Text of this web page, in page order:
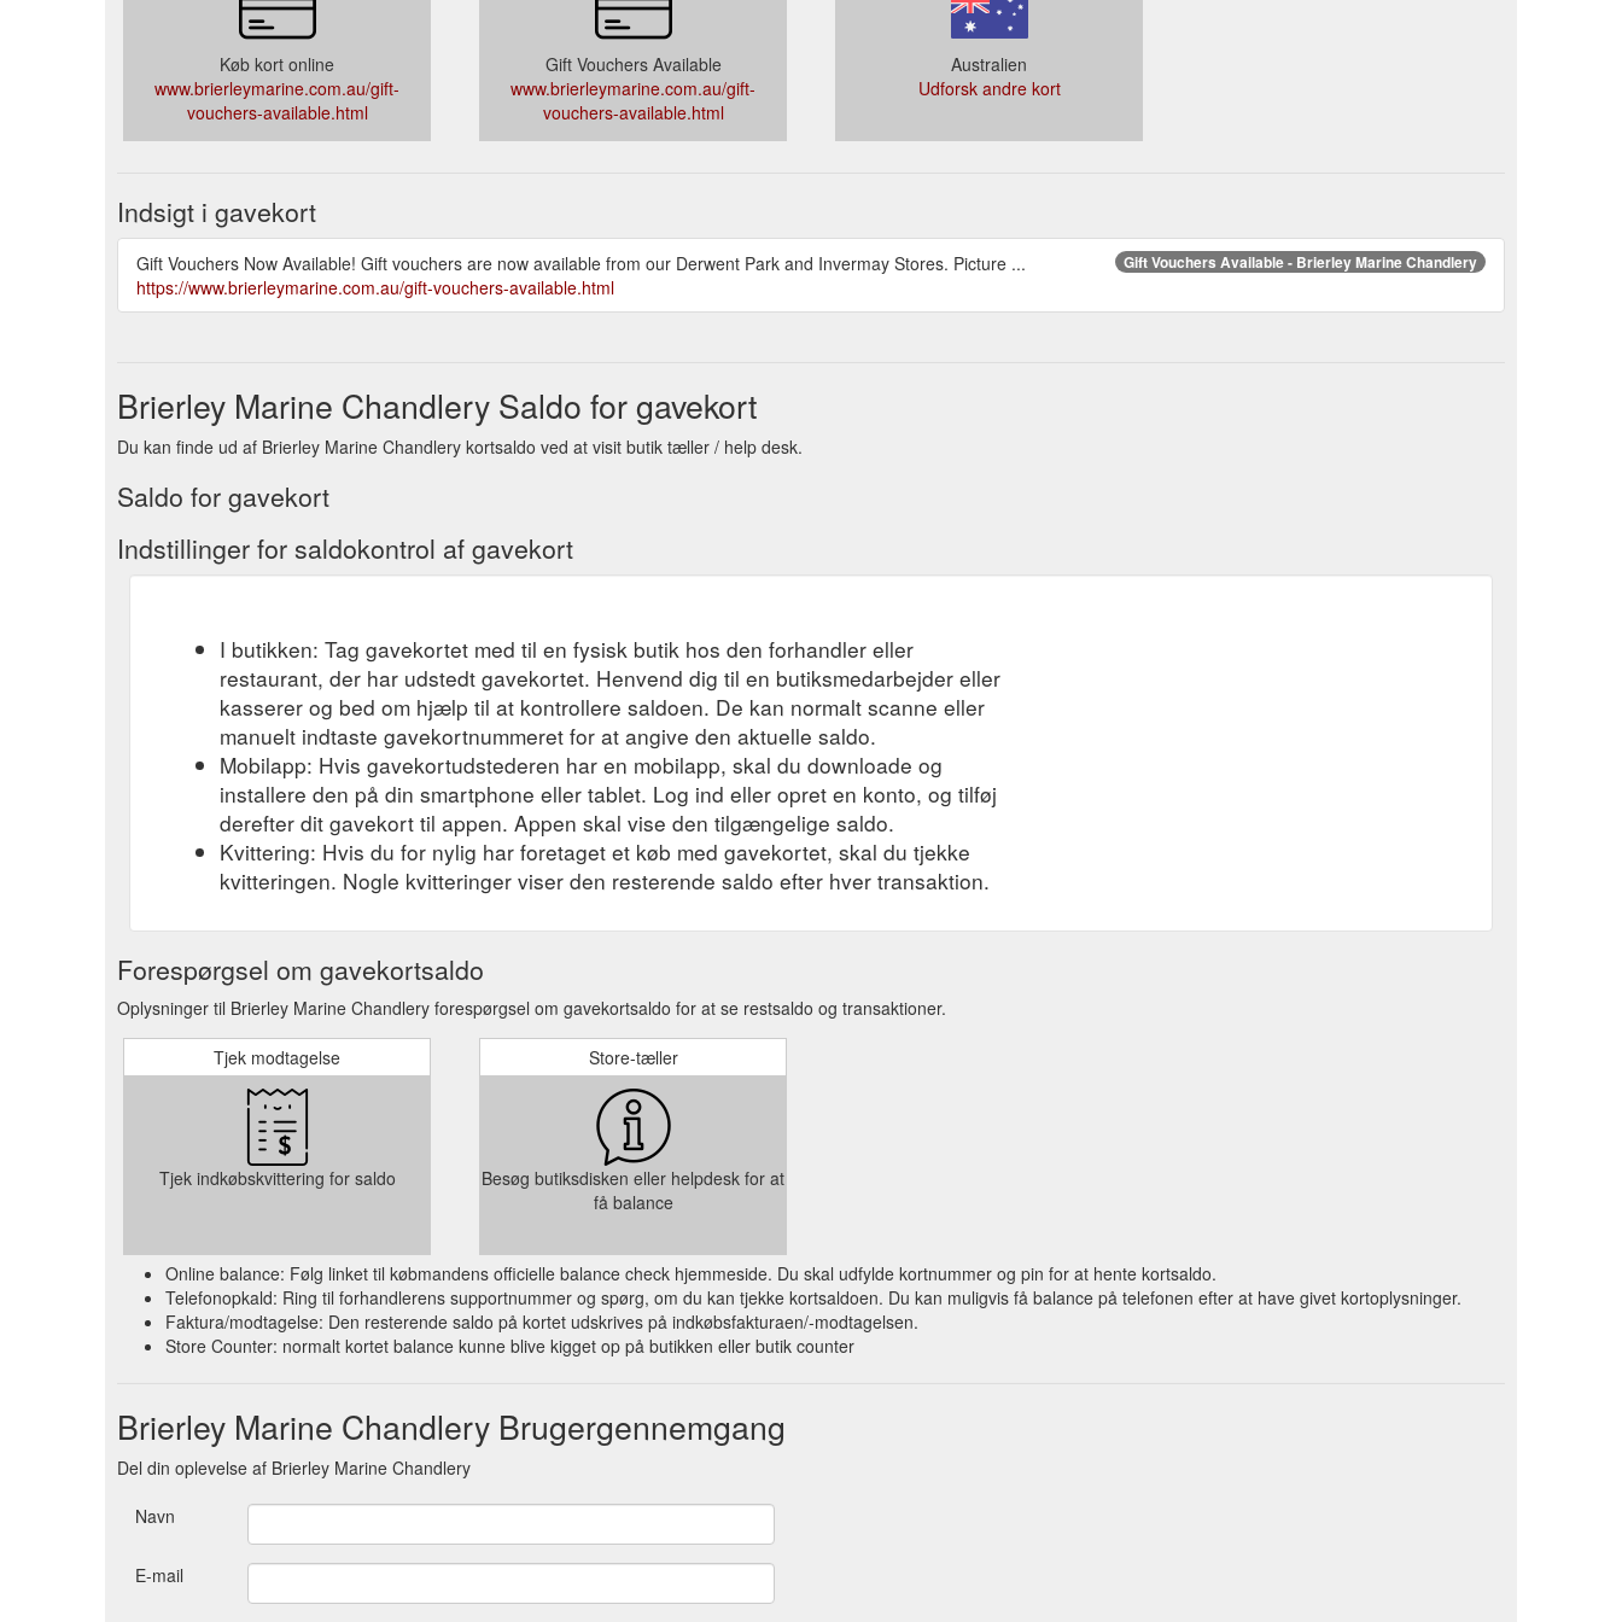
Køb kort online
www.brierleymarine.com.au/gift-
vouchers-available.html
Gift Vouchers Available
www.brierleymarine.com.au/gift-
vouchers-available.html
Australien
Udforsk andre kort
Indsigt i gavekort
Gift Vouchers Available - Brierley Marine Chandlery
Gift Vouchers Now Available! Gift vouchers are now available from our Derwent Park and Invermay Stores. Picture ...
https://www.brierleymarine.com.au/gift-vouchers-available.html
Brierley Marine Chandlery Saldo for gavekort
Du kan finde ud af Brierley Marine Chandlery kortsaldo ved at visit butik tæller / help desk.
Saldo for gavekort
Indstillinger for saldokontrol af gavekort
I butikken: Tag gavekortet med til en fysisk butik hos den forhandler eller
restaurant, der har udstedt gavekortet. Henvend dig til en butiksmedarbejder eller
kasserer og bed om hjælp til at kontrollere saldoen. De kan normalt scanne eller
manuelt indtaste gavekortnummeret for at angive den aktuelle saldo.
Mobilapp: Hvis gavekortudstederen har en mobilapp, skal du downloade og
installere den på din smartphone eller tablet. Log ind eller opret en konto, og tilføj
derefter dit gavekort til appen. Appen skal vise den tilgængelige saldo.
Kvittering: Hvis du for nylig har foretaget et køb med gavekortet, skal du tjekke
kvitteringen. Nogle kvitteringer viser den resterende saldo efter hver transaktion.
Forespørgsel om gavekortsaldo
Oplysninger til Brierley Marine Chandlery forespørgsel om gavekortsaldo for at se restsaldo og transaktioner.
Tjek modtagelse
Tjek indkøbskvittering for saldo
Store-tæller
Besøg butiksdisken eller helpdesk for at
få balance
Online balance: Følg linket til købmandens officielle balance check hjemmeside. Du skal udfylde kortnummer og pin for at hente kortsaldo.
Telefonopkald: Ring til forhandlerens supportnummer og spørg, om du kan tjekke kortsaldoen. Du kan muligvis få balance på telefonen efter at have givet kortoplysninger.
Faktura/modtagelse: Den resterende saldo på kortet udskrives på indkøbsfakturaen/-modtagelsen.
Store Counter: normalt kortet balance kunne blive kigget op på butikken eller butik counter
Brierley Marine Chandlery Brugergennemgang
Del din oplevelse af Brierley Marine Chandlery
Navn
E-mail